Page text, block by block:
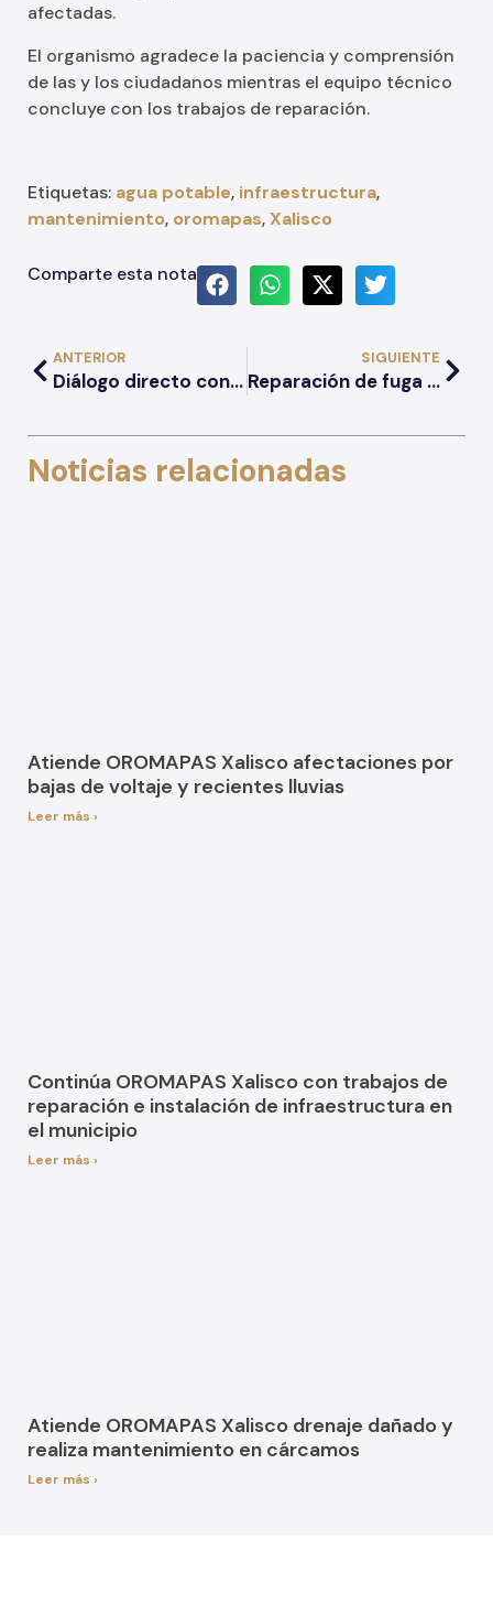
afectadas.
El organismo agradece la paciencia y comprensión
de las y los ciudadanos mientras el equipo técnico
concluye con los trabajos de reparación.
Etiquetas: agua potable, infraestructura,
mantenimiento, oromapas,Xalisco
Comparte esta nota
ANTERIOR
Diálogo directo con la ciudadanía a través del programa “Mesa Abierta”
SIGUIENTE
Reparación de fuga de agua en el Bulevar Tepic–Xalisco
Noticias relacionadas
Atiende OROMAPAS Xalisco afectaciones por
bajas de voltaje y recientes lluvias
Leer más ›
Continúa OROMAPAS Xalisco con trabajos de
reparación e instalación de infraestructura en
el municipio
Leer más ›
Atiende OROMAPAS Xalisco drenaje dañado y
realiza mantenimiento en cárcamos
Leer más ›